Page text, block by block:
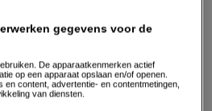
gegevens voor de
De apparaatkenmerken actief
op een apparaat opslaan en/of openen.
en content, advertentie- en contentmetingen,
van diensten.